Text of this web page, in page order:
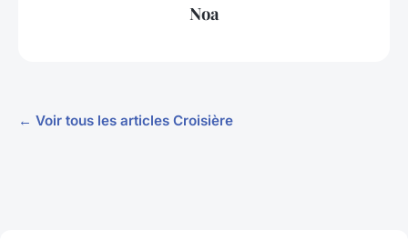
Noa
← Voir tous les articles Croisière